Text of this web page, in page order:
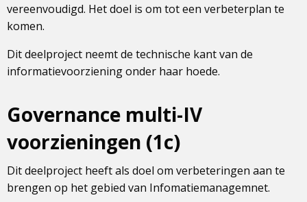
vereenvoudigd. Het doel is om tot een verbeterplan te
komen.
Dit deelproject neemt de technische kant van de
informatievoorziening onder haar hoede.
Governance multi-IV
voorzieningen (1c)
Dit deelproject heeft als doel om verbeteringen aan te
brengen op het gebied van Infomatiemanagemnet.